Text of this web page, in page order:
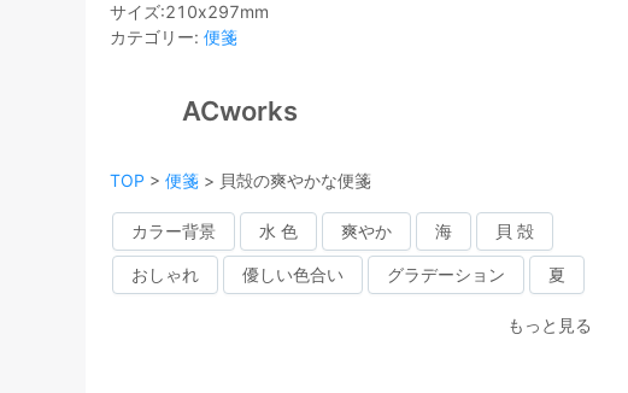
サイズ:210x297mm
カテゴリー: 便箋
ACworks
TOP > 便箋 > 貝殻の爽やかな便箋
カラー背景 水 色 爽やか 海 貝 殻
おしゃれ 優しい色合い グラデーション 夏
もっと見る